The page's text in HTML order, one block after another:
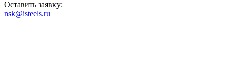
Оставить заявку:
nsk@isteels.ru